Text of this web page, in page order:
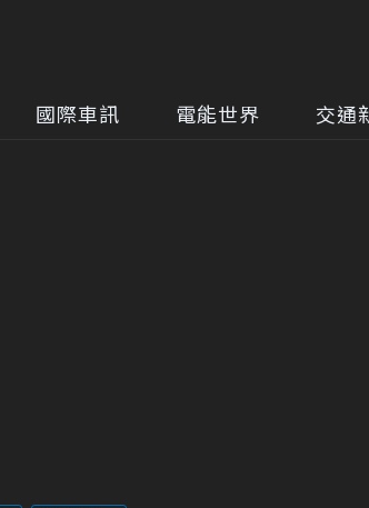
國際車訊 電能世界 交通